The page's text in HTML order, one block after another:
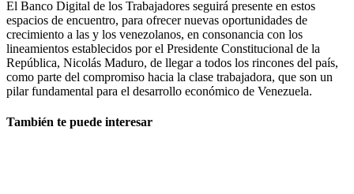
El Banco Digital de los Trabajadores seguirá presente en estos
espacios de encuentro, para ofrecer nuevas oportunidades de
crecimiento a las y los venezolanos, en consonancia con los
lineamientos establecidos por el Presidente Constitucional de la
República, Nicolás Maduro, de llegar a todos los rincones del país,
como parte del compromiso hacia la clase trabajadora, que son un
pilar fundamental para el desarrollo económico de Venezuela.
También te puede interesar